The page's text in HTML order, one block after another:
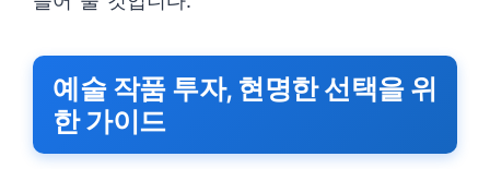
예술 작품 투자, 현명한 선택을 위
한 가이드